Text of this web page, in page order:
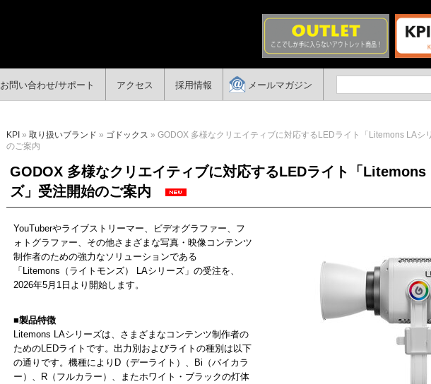
お問い合わせ/サポート アクセス 採用情報 メールマガジン
KPI » 取り扱いブランド » ゴドックス » GODOX 多様なクリエイティブに対応するLEDライト「Litemons LAシ
のご案内
GODOX 多様なクリエイティブに対応するLEDライト「Litemons
ズ」受注開始のご案内
YouTuberやライブストリーマー、ビデオグラファー、フ
ォトグラファー、その他さまざまな写真・映像コンテンツ
制作者のための強力なソリューションである
「 Litemons （ライトモンズ） LAシリーズ」の受注を、
2026年5月1日より開始します。
■製品特徴
Litemons LAシリーズは、さまざまなコンテンツ制作者の
ためのLEDライトです。出力別およびライトの種別は以下
の通りです。機種により D （デーライト）、 Bi （バイカラ
ー）、
R （フルカラー）、またホワイト・ブラックの灯体